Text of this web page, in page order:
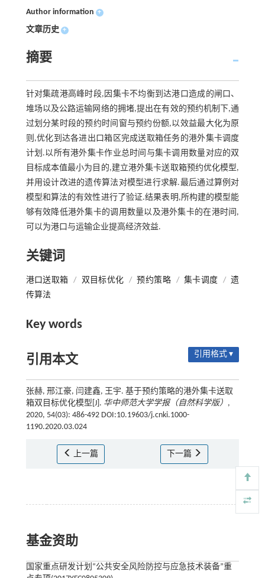
Author information +
文章历史 +
摘要
针对集疏港高峰时段,因集卡不均衡到达港口造成的闸口、
堆场以及公路运输网络的拥堵,提出在有效的预约机制下,通
过划分某时段的预约时间窗与预约份额,以效益最大化为原
则,优化到达各进出口箱区完成送取箱任务的港外集卡调度
计划.以所有港外集卡作业总时间与集卡调用数量对应的双
目标成本值最小为目的,建立港外集卡送取箱预约优化模型,
并用设计改进的遗传算法对模型进行求解.最后通过算例对
模型和算法的有效性进行了验证.结果表明,所构建的模型能
够有效降低港外集卡的调用数量以及港外集卡的在港时间,
可以为港口与运输企业提高经济效益.
关键词
港口送取箱 / 双目标优化 / 预约策略 / 集卡调度 / 遗
传算法
Key words
引用本文 引用格式 ▾
张赫, 邢江豪, 闫建鑫, 王宇. 基于预约策略的港外集卡送取
箱双目标优化模型[J]. 华中师范大学学报（自然科学版） ,
2020, 54(03): 486-492 DOI:10.19603/j.cnki.1000-
1190.2020.03.024
上一篇 下一篇
基金资助
国家重点研发计划“公共安全风险防控与应急技术装备”重